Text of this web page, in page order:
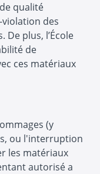
qualité
des
plus, l’École
de
ces matériaux
(y
ou l'interruption
les matériaux
autorisé a